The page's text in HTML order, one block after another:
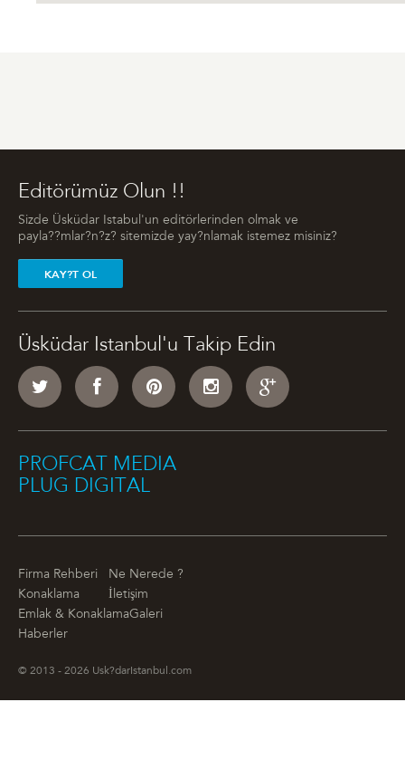
Editörümüz Olun !!
Sizde Üsküdar Istabul'un editörlerinden olmak ve
payla??mlar?n?z? sitemizde yay?nlamak istemez misiniz?
KAY?T OL
Üsküdar Istanbul'u Takip Edin
PROFCAT MEDIA
PLUG DIGITAL
Firma Rehberi
Ne Nerede ?
Konaklama
İletişim
Emlak & KonaklamaGaleri
Haberler
© 2013 - 2026 Usk?darIstanbul.com